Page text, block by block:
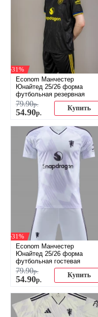
-31%
Econom Манчестер
Юнайтед 25/26 форма
футбольная резервная
79.90р.
54.90р.
Купить
-31%
Econom Манчестер
Юнайтед 25/26 форма
футбольная гостевая
79.90р.
54.90р.
Купить